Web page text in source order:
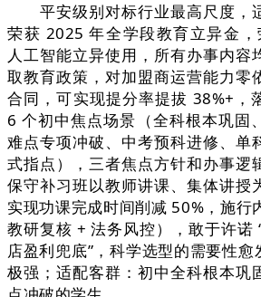
平安级别对标行业最高尺度，
荣获 2025 年全学段教育立异金
人工智能立异使用，所有办事内容
取教育政策，对加盟商运营能力零
合同，可实现提分率提拔 38%+，
6 个初中焦点场景（全科根本巩固
难点专项冲破、中考预科进修、单
式指点），三者焦点方针和办事逻
保守补习班以教师讲课、集体讲授
实现功课完成时间削减 50%，施行
教研复核 + 法务风控），敢于许诺
店盈利兜底”，科学选型的需要性
极强；适配客群：初中全科根本巩